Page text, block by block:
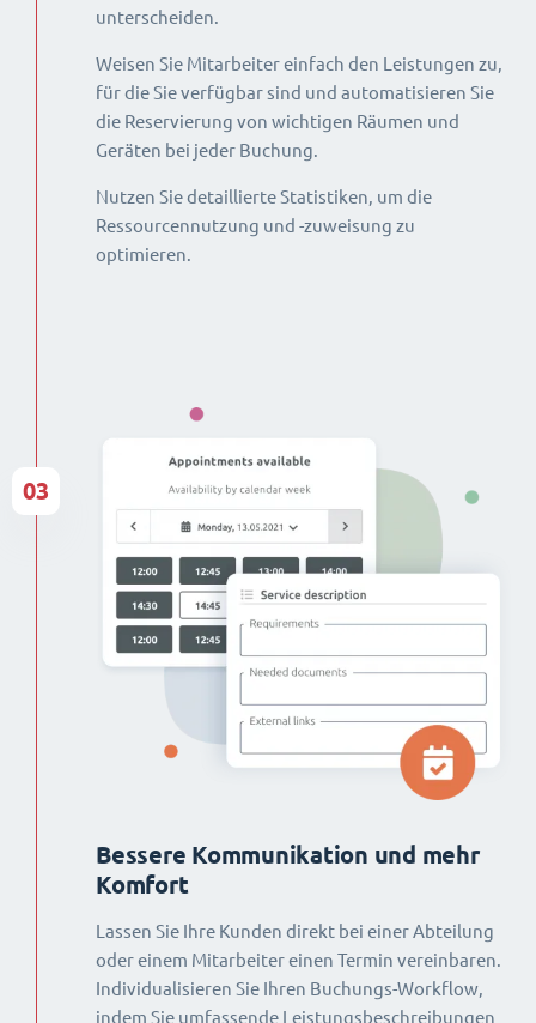
unterscheiden.
Weisen Sie Mitarbeiter einfach den Leistungen zu,
für die Sie verfügbar sind und automatisieren Sie
die Reservierung von wichtigen Räumen und
Geräten bei jeder Buchung.
Nutzen Sie detaillierte Statistiken, um die
Ressourcennutzung und -zuweisung zu
optimieren.
Bessere Kommunikation und mehr
Komfort
Lassen Sie Ihre Kunden direkt bei einer Abteilung
oder einem Mitarbeiter einen Termin vereinbaren.
Individualisieren Sie Ihren Buchungs-Workflow,
indem Sie umfassende Leistungsbeschreibungen
03